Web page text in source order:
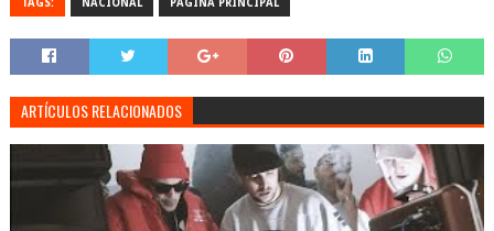
TAGS: NACIONAL PÁGINA PRINCIPAL
ARTÍCULOS RELACIONADOS